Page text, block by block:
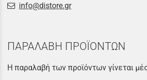
info@distore.gr
ΠΑΡΑΛΑΒΗ ΠΡΟΪΟΝΤΩΝ
Η παραλαβή των προϊόντων γίνεται